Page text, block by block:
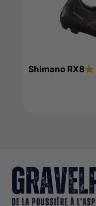
Shimano RX8